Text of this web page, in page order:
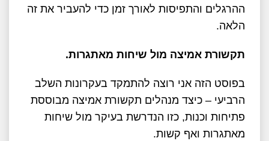
ההרגלים והתפיסות לאורך זמן כדי להעביר את זה
הלאה.
תקשורת אמיצה מול שיחות מאתגרות.
בפוסט הזה אני רוצה להתמקד בעקרונות השלב
הרביעי – כיצד מנהלים תקשורת אמיצה מבוססת
פתיחות וכנות, כזו הנדרשת בעיקר מול שיחות
מאתגרות ואף קשות.